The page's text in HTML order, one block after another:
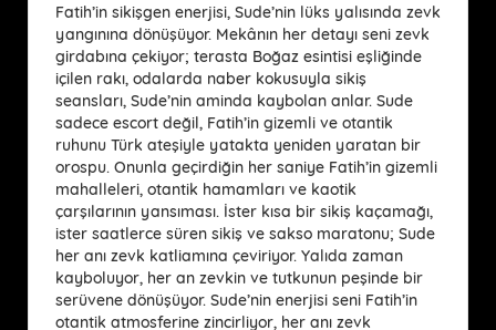
Fatih’in sikişgen enerjisi, Sude’nin lüks yalısında zevk
yangınına dönüşüyor. Mekânın her detayı seni zevk
girdabına çekiyor; terasta Boğaz esintisi eşliğinde
içilen rakı, odalarda naber kokusuyla sikiş
seansları, Sude’nin aminda kaybolan anlar. Sude
sadece escort değil, Fatih’in gizemli ve otantik
ruhunu Türk ateşiyle yatakta yeniden yaratan bir
orospu. Onunla geçirdiğin her saniye Fatih’in gizemli
mahalleleri, otantik hamamları ve kaotik
çarşılarının yansıması. İster kısa bir sikiş kaçamağı,
ister saatlerce süren sikiş ve sakso maratonu; Sude
her anı zevk katliamına çeviriyor. Yalıda zaman
kayboluyor, her an zevkin ve tutkunun peşinde bir
serüvene dönüşüyor. Sude’nin enerjisi seni Fatih’in
otantik atmosferine zincirliyor, her anı zevk